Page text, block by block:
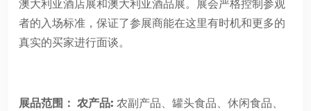
澳大利亚酒店展和澳大利亚酒品展。展会严格控制参观
者的入场标准，保证了参展商能在这里有时机和更多的
真实的买家进行面谈。
展品范围： 农产品: 农副产品、罐头食品、休闲食品、